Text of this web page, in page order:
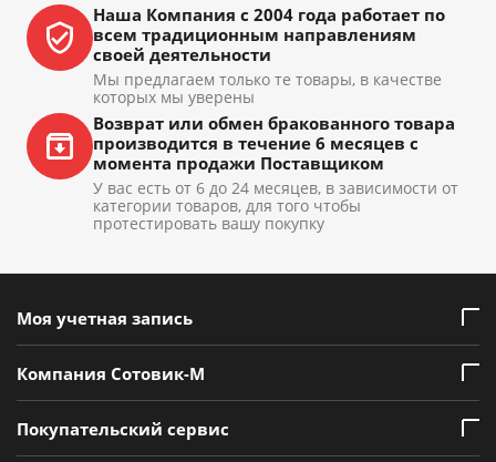
Наша Компания с 2004 года работает по
всем традиционным направлениям
своей деятельности
Мы предлагаем только те товары, в качестве
которых мы уверены
Возврат или обмен бракованного товара
производится в течение 6 месяцев с
момента продажи Поставщиком
У вас есть от 6 до 24 месяцев, в зависимости от
категории товаров, для того чтобы
протестировать вашу покупку
Моя учетная запись
Компания Сотовик-М
Покупательский сервис